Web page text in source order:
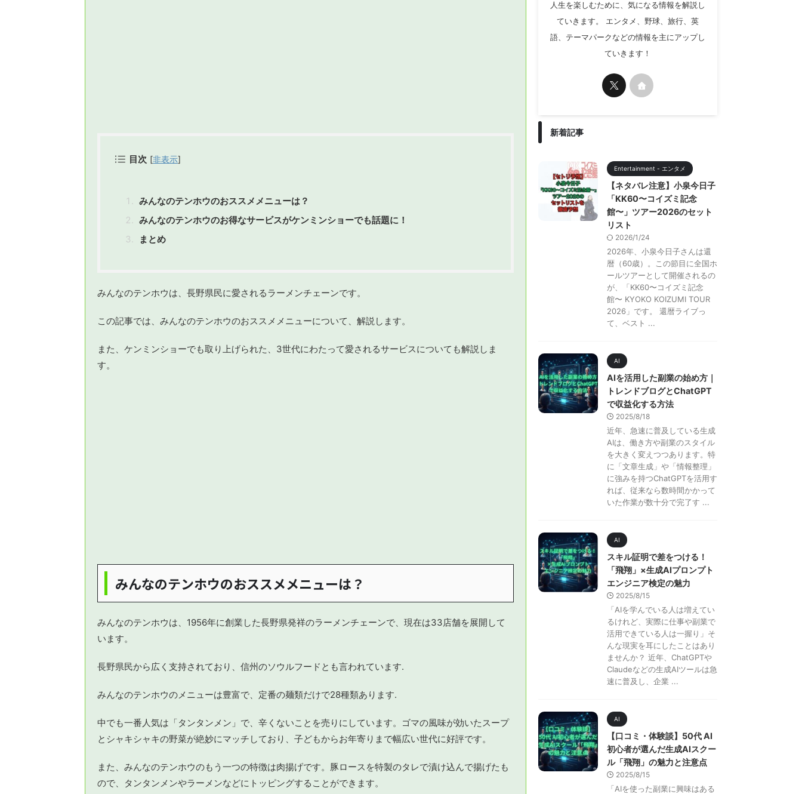
目次 [非表示]
みんなのテンホウのおススメメニューは？
みんなのテンホウのお得なサービスがケンミンショーでも話題に！
まとめ
みんなのテンホウは、長野県民に愛されるラーメンチェーンです。
この記事では、みんなのテンホウのおススメメニューについて、解説します。
また、ケンミンショーでも取り上げられた、3世代にわたって愛されるサービスについても解説しま
す。
みんなのテンホウのおススメメニューは？
みんなのテンホウは、1956年に創業した長野県発祥のラーメンチェーンで、現在は33店舗を展開して
います。
長野県民から広く支持されており、信州のソウルフードとも言われています.
みんなのテンホウのメニューは豊富で、定番の麺類だけで28種類あります.
中でも一番人気は「タンタンメン」で、辛くないことを売りにしています。ゴマの風味が効いたスープ
とシャキシャキの野菜が絶妙にマッチしており、子どもからお年寄りまで幅広い世代に好評です。
また、みんなのテンホウのもう一つの特徴は肉揚げです。豚ロースを特製のタレで漬け込んで揚げたも
ので、タンタンメンやラーメンなどにトッピングすることができます。
人生を楽しむために、気になる情報を解説し
ていきます。 エンタメ、野球、旅行、英
語、テーマパークなどの情報を主にアップし
ていきます！
新着記事
Entertainment - エンタメ
【ネタバレ注意】小泉今日子
「KK60〜コイズミ記念
館〜」ツアー2026のセット
リスト
2026/1/24
2026年、小泉今日子さんは還
暦（60歳）。この節目に全国ホ
ールツアーとして開催されるの
が、「KK60〜コイズミ記念
館〜 KYOKO KOIZUMI TOUR
2026」です。 還暦ライブっ
て、ベスト ...
AI
AIを活用した副業の始め方｜
トレンドブログとChatGPT
で収益化する方法
2025/8/18
近年、急速に普及している生成
AIは、働き方や副業のスタイル
を大きく変えつつあります。特
に「文章生成」や「情報整理」
に強みを持つChatGPTを活用す
れば、従来なら数時間かかって
いた作業が数十分で完了す ...
AI
スキル証明で差をつける！
「飛翔」×生成AIプロンプト
エンジニア検定の魅力
2025/8/15
「AIを学んでいる人は増えてい
るけれど、実際に仕事や副業で
活用できている人は一握り」そ
んな現実を耳にしたことはあり
ませんか？ 近年、ChatGPTや
Claudeなどの生成AIツールは急
速に普及し、企業 ...
AI
【口コミ・体験談】50代 AI
初心者が選んだ生成AIスクー
ル「飛翔」の魅力と注意点
2025/8/15
「AIを使った副業に興味はある